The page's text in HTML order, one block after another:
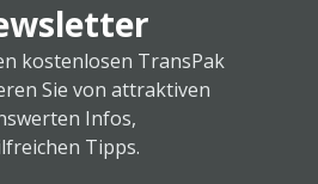
kostenlosen TransPak
Sie von attraktiven
Infos,
Tipps.